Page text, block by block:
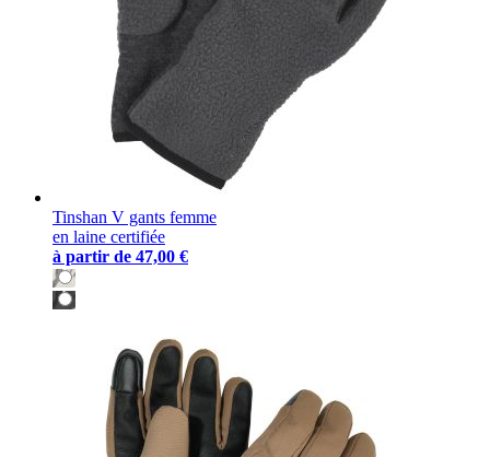
Tinshan V gants femme
en laine certifiée
à partir de 47,00 €